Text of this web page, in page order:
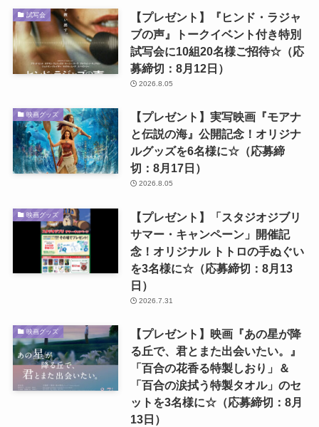
試写会
【プレゼント】『ヒンド・ラジャ
ブの声』トークイベント付き特別
試写会に10組20名様ご招待☆（応
募締切：8月12日）
2026.8.05
映画グッズ
【プレゼント】実写映画『モアナ
と伝説の海』公開記念！オリジナ
ルグッズを6名様に☆（応募締
切：8月17日）
2026.8.05
映画グッズ
【プレゼント】「スタジオジブリ
サマー・キャンペーン」開催記
念！オリジナル トトロの手ぬぐい
を3名様に☆（応募締切：8月13
日）
2026.7.31
映画グッズ
【プレゼント】映画『あの星が降
る丘で、君とまた出会いたい。』
「百合の花香る特製しおり」＆
「百合の涙拭う特製タオル」のセ
ットを3名様に☆（応募締切：8月
13日）